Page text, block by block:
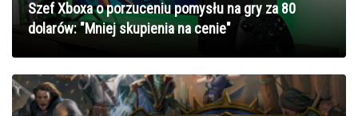
Szef Xboxa o porzuceniu pomysłu na gry za 80
dolarów: "Mniej skupienia na cenie"